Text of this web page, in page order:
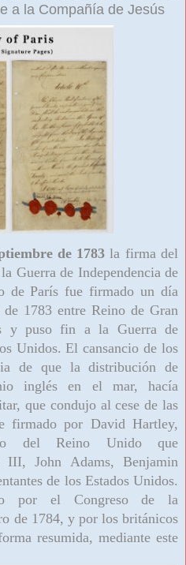
a la Compañía de Jesús
de 1783 la firma del
Guerra de Independencia de
de París fue firmado un día
1783 entre Reino de Gran
y puso fin a la Guerra de
Unidos. El cansancio de los
de que la distribución de
inglés en el mar, hacía
que condujo al cese de las
firmado por David Hartley,
del Reino Unido que
III, John Adams, Benjamin
de los Estados Unidos.
por el Congreso de la
de 1784, y por los británicos
resumida, mediante este